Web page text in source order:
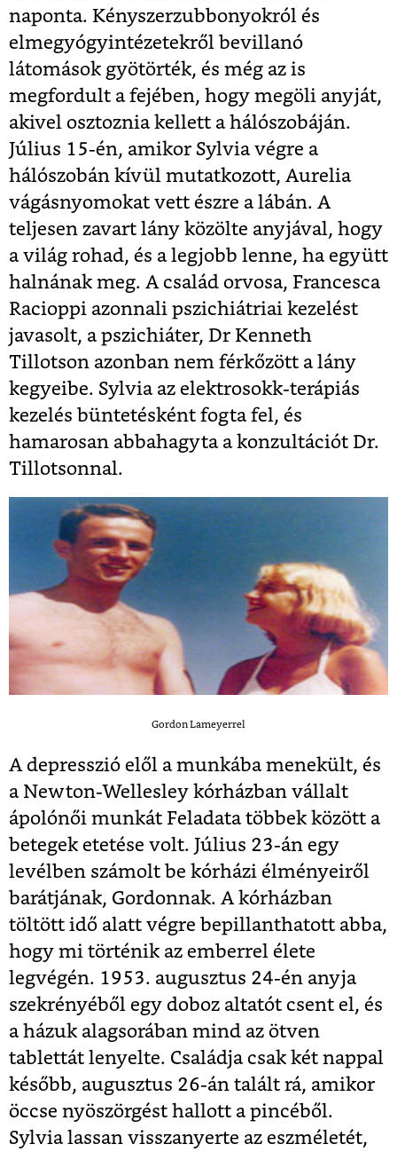
naponta. Kényszerzubbonyokról és
elmegyógyintézetekről bevillanó
látomások gyötörték, és még az is
megfordult a fejében, hogy megöli anyját,
akivel osztoznia kellett a hálószobáján.
Július 15-én, amikor Sylvia végre a
hálószobán kívül mutatkozott, Aurelia
vágásnyomokat vett észre a lábán. A
teljesen zavart lány közölte anyjával, hogy
a világ rohad, és a legjobb lenne, ha együtt
halnának meg. A család orvosa, Francesca
Racioppi azonnali pszichiátriai kezelést
javasolt, a pszichiáter, Dr Kenneth
Tillotson azonban nem férkőzött a lány
kegyeibe. Sylvia az elektrosokk-terápiás
kezelés büntetésként fogta fel, és
hamarosan abbahagyta a konzultációt Dr.
Tillotsonnal.
Gordon Lameyerrel
A depresszió elől a munkába menekült, és
a Newton-Wellesley kórházban vállalt
ápolónői munkát Feladata többek között a
betegek etetése volt. Július 23-án egy
levélben számolt be kórházi élményeiről
barátjának, Gordonnak. A kórházban
töltött idő alatt végre bepillanthatott abba,
hogy mi történik az emberrel élete
legvégén. 1953. augusztus 24-én anyja
szekrényéből egy doboz altatót csent el, és
a házuk alagsorában mind az ötven
tablettát lenyelte. Családja csak két nappal
később, augusztus 26-án talált rá, amikor
öccse nyöszörgést hallott a pincéből.
Sylvia lassan visszanyerte az eszméletét,